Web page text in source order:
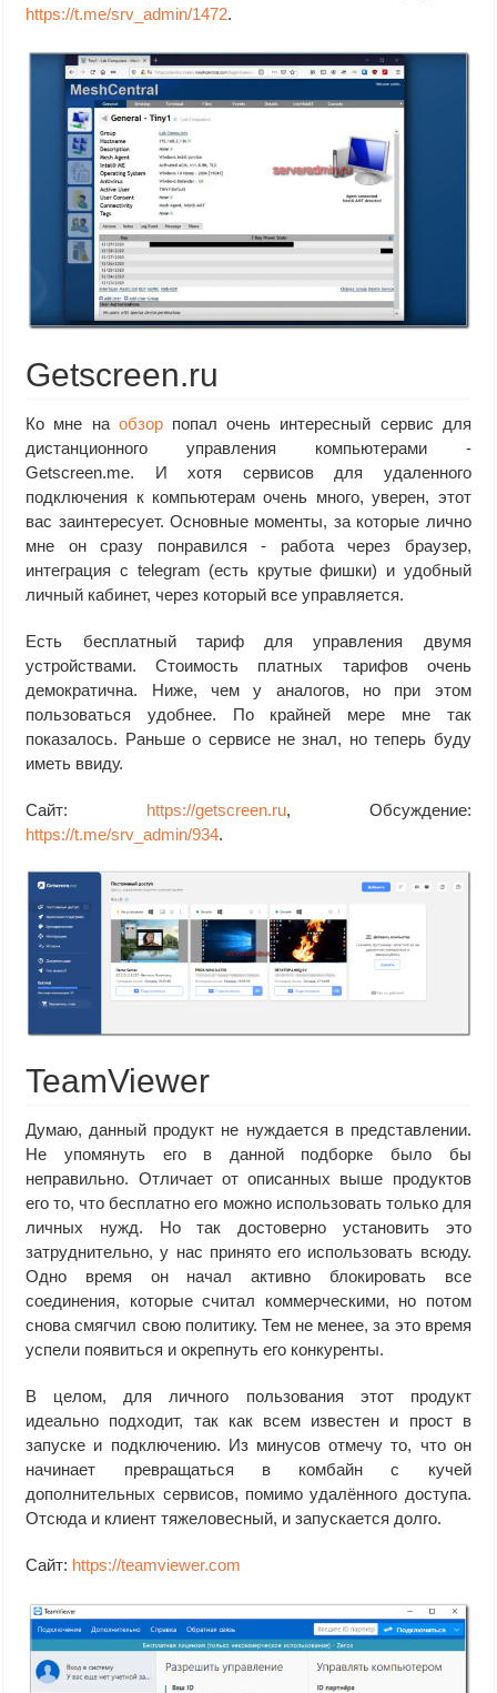
https://t.me/srv_admin/1472.
Getscreen.ru
Ко мне на обзорпопал очень интересный сервис для
дистанционного управления компьютерами -
Getscreen.me. И хотя сервисов для удаленного
подключения к компьютерам очень много, уверен, этот
вас заинтересует. Основные моменты, за которые лично
мне он сразу понравился - работа через браузер,
интеграция с telegram (есть крутые фишки) и удобный
личный кабинет, через который все управляется.
Есть бесплатный тариф для управления двумя
устройствами. Стоимость платных тарифов очень
демократична. Ниже, чем у аналогов, но при этом
пользоваться удобнее. По крайней мере мне так
показалось. Раньше о сервисе не знал, но теперь буду
иметь ввиду.
Сайт: https://getscreen.ru, Обсуждение:
https://t.me/srv_admin/934.
TeamViewer
Думаю, данный продукт не нуждается в представлении.
Не упомянуть его в данной подборке было бы
неправильно. Отличает от описанных выше продуктов
его то, что бесплатно его можно использовать только для
личных нужд. Но так достоверно установить это
затруднительно, у нас принято его использовать всюду.
Одно время он начал активно блокировать все
соединения, которые считал коммерческими, но потом
снова смягчил свою политику. Тем не менее, за это время
успели появиться и окрепнуть его конкуренты.
В целом, для личного пользования этот продукт
идеально подходит, так как всем известен и прост в
запуске и подключению. Из минусов отмечу то, что он
начинает превращаться в комбайн с кучей
дополнительных сервисов, помимо удалённого доступа.
Отсюда и клиент тяжеловесный, и запускается долго.
Сайт: https://teamviewer.com